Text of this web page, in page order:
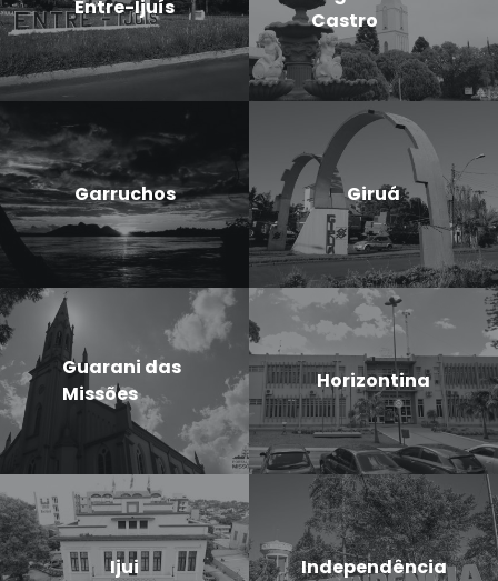
Entre-Ijuís
Castro
Garruchos Giruá
Guarani das
Missões
Horizontina
Ijui Independência